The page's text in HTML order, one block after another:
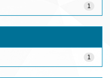
1
1